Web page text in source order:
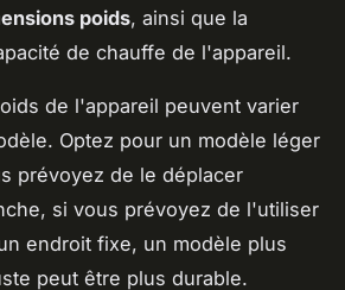
poids, ainsi que la
de chauffe de l'appareil.
de l'appareil peuvent varier
Optez pour un modèle léger
prévoyez de le déplacer
si vous prévoyez de l'utiliser
endroit fixe, un modèle plus
peut être plus durable.